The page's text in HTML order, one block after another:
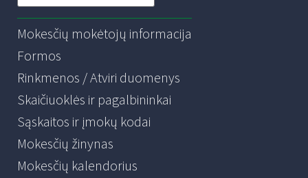
Mokesčių mokėtojų informacija
Formos
Rinkmenos / Atviri duomenys
Skaičiuoklės ir pagalbininkai
Sąskaitos ir įmokų kodai
Mokesčių žinynas
Mokesčių kalendorius